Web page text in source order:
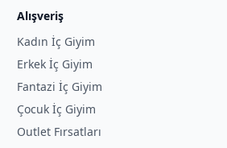
Alışveriş
Kadın İç Giyim
Erkek İç Giyim
Fantazi İç Giyim
Çocuk İç Giyim
Outlet Fırsatları